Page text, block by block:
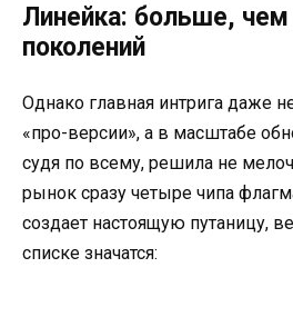
Линейка: больше,
поколений
Однако главная интрига даже
«про-версии», а в масштабе
судя по всему, решила не
рынок сразу четыре чипа
создает настоящую путаницу,
списке значатся: